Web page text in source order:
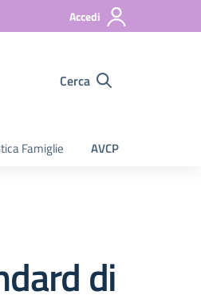
Accedi
Cerca
Famiglie AVCP
di